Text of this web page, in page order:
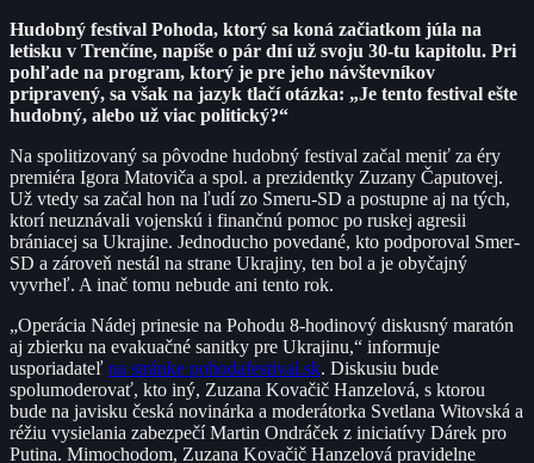
Hudobný festival Pohoda, ktorý sa koná začiatkom júla na
letisku v Trenčíne, napíše o pár dní už svoju 30-tu kapitolu. Pri
pohľade na program, ktorý je pre jeho návštevníkov
pripravený, sa však na jazyk tlačí otázka: „Je tento festival ešte
hudobný, alebo už viac politický?“
Na spolitizovaný sa pôvodne hudobný festival začal meniť za éry
premiéra Igora Matoviča a spol. a prezidentky Zuzany Čaputovej.
Už vtedy sa začal hon na ľudí zo Smeru-SD a postupne aj na tých,
ktorí neuznávali vojenskú i finančnú pomoc po ruskej agresii
brániacej sa Ukrajine. Jednoducho povedané, kto podporoval Smer-
SD a zároveň nestál na strane Ukrajiny, ten bol a je obyčajný
vyvrheľ. A inač tomu nebude ani tento rok.
„Operácia Nádej prinesie na Pohodu 8-hodinový diskusný maratón
aj zbierku na evakuačné sanitky pre Ukrajinu,“ informuje
usporiadateľ na stránke pohodafestival.sk. Diskusiu bude
spolumoderovať, kto iný, Zuzana Kovačič Hanzelová, s ktorou
bude na javisku česká novinárka a moderátorka Svetlana Witovská a
réžiu vysielania zabezpečí Martin Ondráček z iniciatívy Dárek pro
Putina. Mimochodom, Zuzana Kovačič Hanzelová pravidelne